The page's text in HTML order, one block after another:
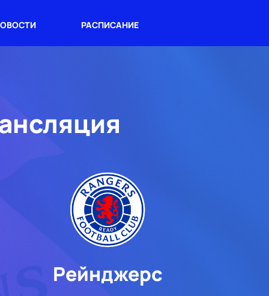
РАСПИСАНИЕ
Рейнджерс